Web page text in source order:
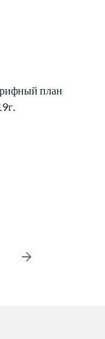
план
Следующие